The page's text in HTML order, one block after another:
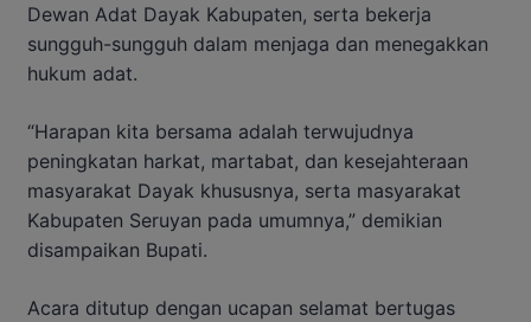
Dewan Adat Dayak Kabupaten, serta bekerja
sungguh-sungguh dalam menjaga dan menegakkan
hukum adat.
“Harapan kita bersama adalah terwujudnya
peningkatan harkat, martabat, dan kesejahteraan
masyarakat Dayak khususnya, serta masyarakat
Kabupaten Seruyan pada umumnya,” demikian
disampaikan Bupati.
Acara ditutup dengan ucapan selamat bertugas